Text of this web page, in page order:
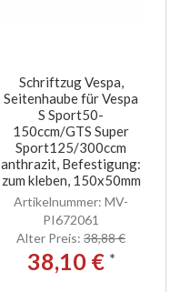
Schriftzug Vespa,
Seitenhaube für Vespa
S Sport50-
150ccm/GTS Super
Sport125/300ccm
anthrazit, Befestigung:
zum kleben, 150x50mm
Artikelnummer: MV-
PI672061
Alter Preis: 38,88 €
38,10 € *